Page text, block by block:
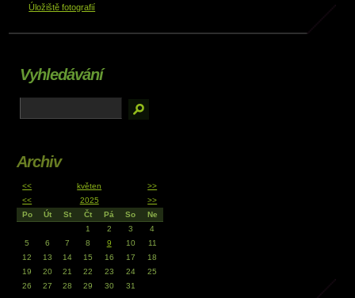
Úložiště fotografií
Vyhledávání
Archiv
<< květen
>>
<<
2025
>>
Po
Út St Čt Pá So
Ne
1
2 3
4
5
6 7 8 9 10
11
12
13 14 15 16 17
18
19
20 21 22 23 24
25
26
27 28 29 30 31